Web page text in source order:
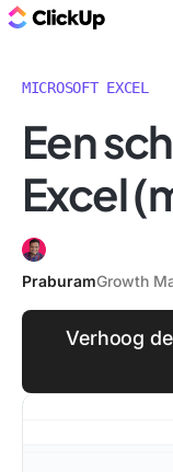
MICROSOFT EXCEL
Een
Excel
PraburamGrowth
Verhoog